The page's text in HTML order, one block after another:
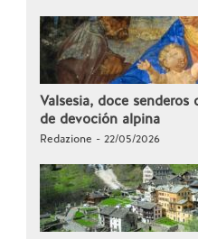
Valsesia, doce
de devoción alpina
Redazione - 22/05/2026